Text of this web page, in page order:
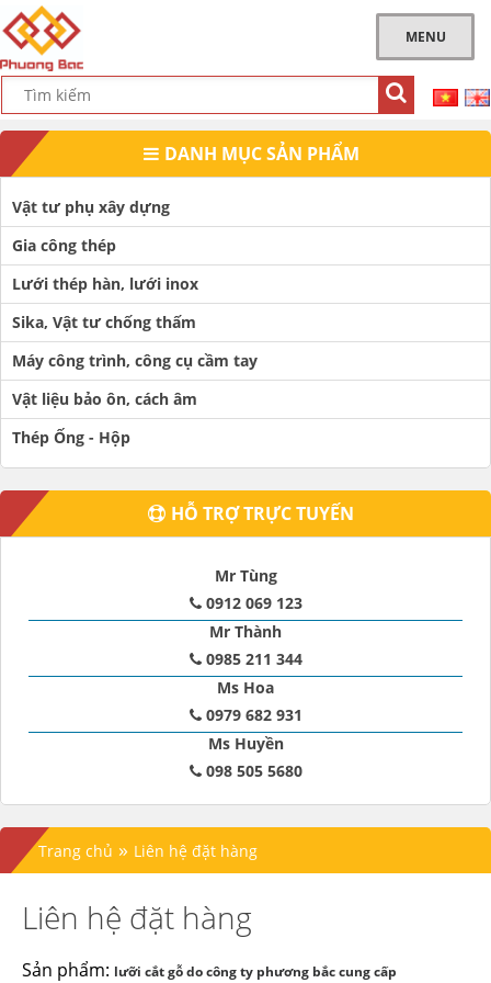
MENU
DANH MỤC SẢN PHẨM
Vật tư phụ xây dựng
Gia công thép
Lưới thép hàn, lưới inox
Sika, Vật tư chống thấm
Máy công trình, công cụ cầm tay
Vật liệu bảo ôn, cách âm
Thép Ống - Hộp
HỖ TRỢ TRỰC TUYẾN
Mr Tùng
0912 069 123
Mr Thành
0985 211 344
Ms Hoa
0979 682 931
Ms Huyền
098 505 5680
Trang chủ » Liên hệ đặt hàng
Liên hệ đặt hàng
Sản phẩm: lưỡi cắt gỗ do công ty phương bắc cung cấp